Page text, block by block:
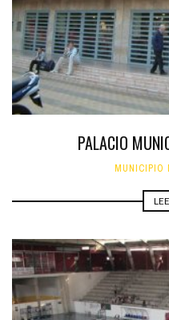
PALACIO
MUNICIPIO